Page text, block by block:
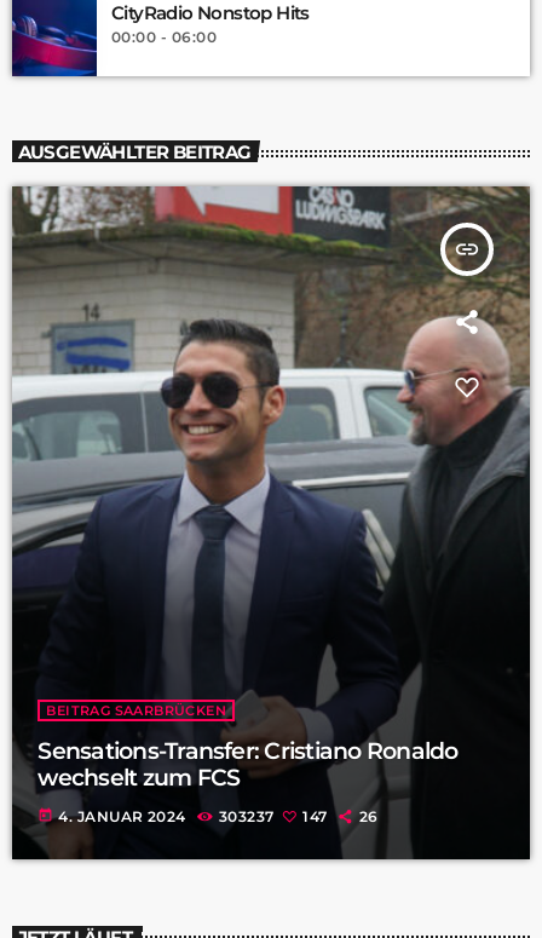
CityRadio Nonstop Hits
00:00 - 06:00
AUSGEWÄHLTER BEITRAG
insert_link
BEITRAG SAARBRÜCKEN
Sensations-Transfer: Cristiano Ronaldo
wechselt zum FCS
today 4. JANUAR 2024 303237 147 26